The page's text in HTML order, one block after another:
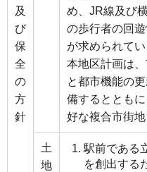
及
び
保
全
の
方
針
め、JR線及び
の歩行者の回
が求められてい
本地区計画は
と都市機能の
備するととも
好な複合市街
土
地
駅前である
を創出する